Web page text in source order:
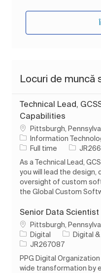
Locuri de muncă
Technical Lead,
Capabilities
LocPittsburgh,
Information
Tipul postului
Full time Job Id
As a Technical Lead,
you will lead the design,
oversight of custom
the Global Custom
Senior Data Scientist
LocPittsburgh,
Digital
Categorie
Digital &
Job IdJR267087
PPG Digital
wide transformation by